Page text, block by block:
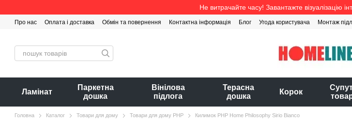
Не витрачайте часу! Завантажте візуалізацію
Про нас Оплата і доставка Обмін та повернення Контактна інформація Блог Угода користувача Монтаж
Ламінат
Паркетна
дошка
Вінілова
підлога
Терасна
дошка
Корок
Головна Каталог Товари для дому Товари для дому PHP Килимок PHP Home Philosophy Sirio Bianco